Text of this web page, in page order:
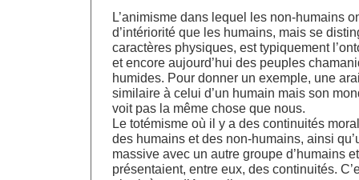
L’animisme dans lequel les non-humains
d’intériorité que les humains, mais se
caractères physiques, est typiquement
et encore aujourd’hui des peuples
humides. Pour donner un exemple, une
similaire à celui d’un humain mais son
voit pas la même chose que nous.
Le totémisme où il y a des continuités
des humains et des non-humains, ainsi
massive avec un autre groupe d’humains
présentaient, entre eux, des continuités.